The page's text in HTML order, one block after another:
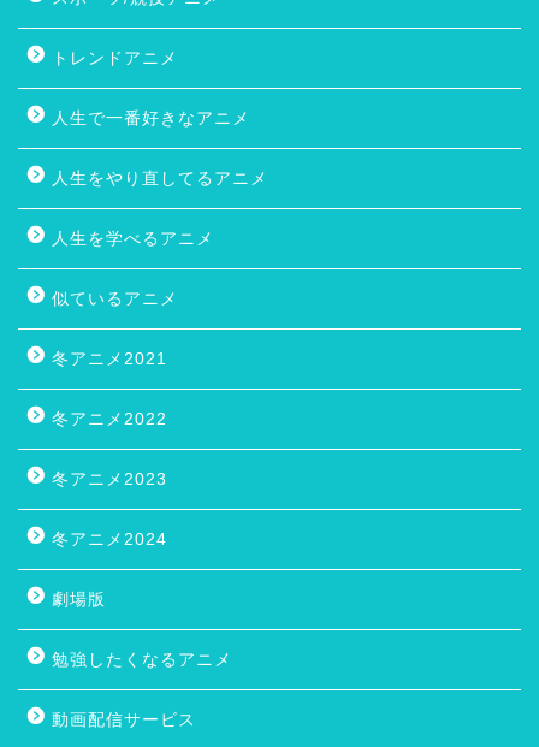
トレンドアニメ
人生で一番好きなアニメ
人生をやり直してるアニメ
人生を学べるアニメ
似ているアニメ
冬アニメ2021
冬アニメ2022
冬アニメ2023
冬アニメ2024
劇場版
勉強したくなるアニメ
動画配信サービス